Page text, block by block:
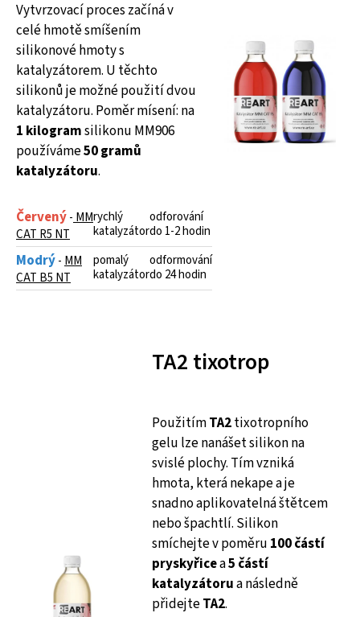
Vytvrzovací proces začíná v
celé hmotě smíšením
silikonové hmoty s
katalyzátorem. U těchto
silikonů je možné použití dvou
katalyzátoru. Poměr mísení: na
1 kilogramsilikonu MM906
používáme50 gramů
katalyzátoru.
Červený-MM
CAT R5 NT
rychlý
katalyzátor
odforování
do 1-2 hodin
Modrý-MM
CAT B5 NT
pomalý
katalyzátor
odformování
do 24 hodin
TA2 tixotrop
PoužitímTA2tixotropního
gelu lze nanášet silikon na
svislé plochy. Tím vzniká
hmota, která nekape a je
snadno aplikovatelná štětcem
nebo špachtlí. Silikon
smíchejte v poměru 100 částí
pryskyřicea5 částí
katalyzátorua následně
přidejteTA2.